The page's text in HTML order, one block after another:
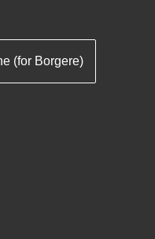
(for Borgere)